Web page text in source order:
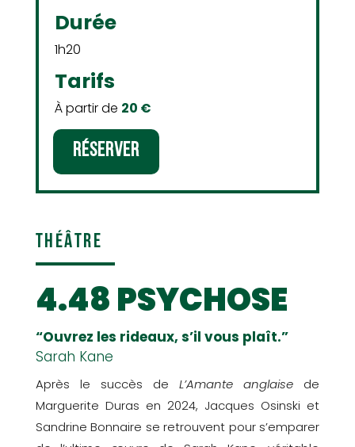
Durée
1h20
Tarifs
À partir de 20 €
RÉSERVER
THÉÂTRE
4.48 PSYCHOSE
“Ouvrez les rideaux, s’il vous plaît.”
Sarah Kane
Après le succès deL’Amante anglaise de
Marguerite Duras en 2024, Jacques Osinski et
Sandrine Bonnaire se retrouvent pour s’emparer